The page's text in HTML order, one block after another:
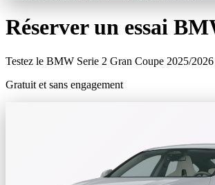
Réserver un essai
Testez le BMW Serie 2 Gran Coupe 2025/2026
Gratuit et sans engagement